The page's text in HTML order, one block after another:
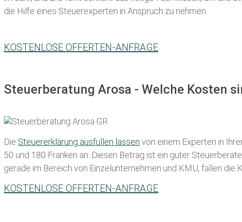
die Hilfe eines Steuerexperten in Anspruch zu nehmen.
KOSTENLOSE OFFERTEN-ANFRAGE
Steuerberatung Arosa - Welche Kosten
Die Steuererklärung ausfüllen lassen von einem Experten in
50 und 180 Franken an. Diesen Betrag ist ein guter
gerade im Bereich von Einzelunternehmen und KMU, fallen
KOSTENLOSE OFFERTEN-ANFRAGE